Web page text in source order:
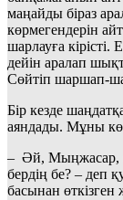
маңайды біраз
көрмегендерін
шарлауға
дейін аралап
Сөйтіп шаршап-
Бір кезде
аяндады. Мұны
– Әй, Мыңжасар,
бердің бе? – деп
басынан